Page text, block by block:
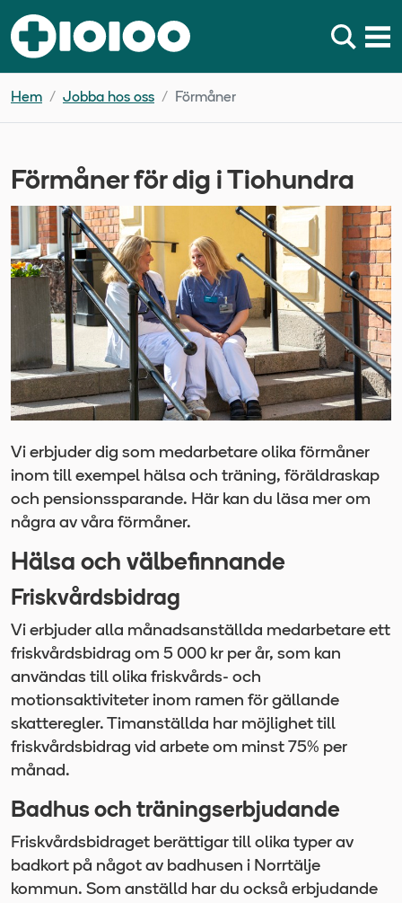
Hem Jobba hos oss Förmåner
Förmåner för dig i Tiohundra
Vi erbjuder dig som medarbetare olika förmåner
inom till exempel hälsa och träning, föräldraskap
och pensionssparande. Här kan du läsa mer om
några av våra förmåner.
Hälsa och välbefinnande
Friskvårdsbidrag
Vi erbjuder alla månadsanställda medarbetare ett
friskvårdsbidrag om 5 000 kr per år, som kan
användas till olika friskvårds- och
motionsaktiviteter inom ramen för gällande
skatteregler. Timanställda har möjlighet till
friskvårdsbidrag vid arbete om minst 75% per
månad.
Badhus och träningserbjudande
Friskvårdsbidraget berättigar till olika typer av
badkort på något av badhusen i Norrtälje
kommun. Som anställd har du också erbjudande